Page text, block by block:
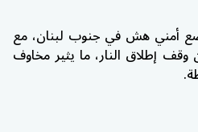
أمني هش في جنوب لبنان، مع
وقف إطلاق النار، ما يثير مخاوف